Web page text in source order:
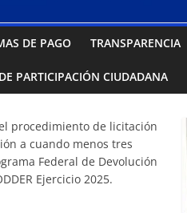
DE PAGO TRANSPARENCIA
PARTICIPACIÓN CIUDADANA
procedimiento de licitación
a cuando menos tres
Federal de Devolución
Ejercicio 2025.